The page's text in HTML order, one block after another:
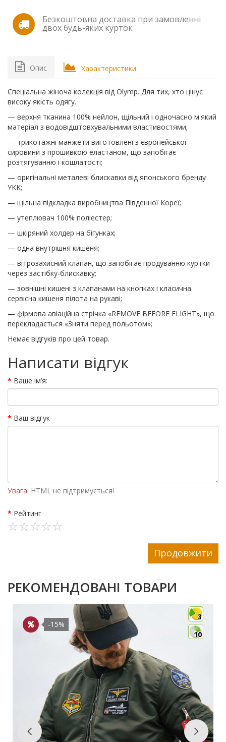
Безкоштовна доставка при замовленні
двох будь-яких курток
Опис Характеристики
Спеціальна жіноча колекція від Olymp. Для тих, хто цінує
високу якість одягу.
— верхня тканина 100% нейлон, щільний і одночасно м'який
матеріал з водовідштовхувальними властивостями;
— трикотажні манжети виготовлені з європейської
сировини з прошивкою еластаном, що запобігає
розтягуванню і кошлатості;
— оригінальні металеві блискавки від японського бренду
YKK;
— щільна підкладка виробництва Південної Кореї;
— утеплювач 100% поліестер;
— шкіряний холдер на бігунках;
— одна внутрішня кишеня;
— вітрозахисний клапан, що запобігає продуванню куртки
через застібку-блискавку;
— зовнішні кишені з клапанами на кнопках і класична
сервісна кишеня пілота на рукаві;
— фірмова авіаційна стрічка «REMOVE BEFORE FLIGHT», що
перекладається «Зняти перед польотом»;
Немає відгуків про цей товар.
Написати відгук
Ваше ім’я:
Ваш відгук
Увага: HTML не підтримується!
Рейтинг
Продовжити
РЕКОМЕНДОВАНІ ТОВАРИ
3
10
-15%